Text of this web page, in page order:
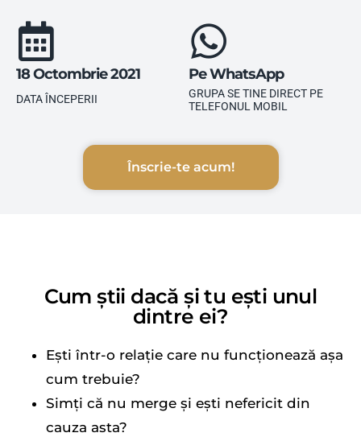
18 Octombrie 2021
DATA ÎNCEPERII
Pe WhatsApp
GRUPA SE TINE DIRECT PE
TELEFONUL MOBIL
Înscrie-te acum!
Cum știi dacă și tu ești unul
dintre ei?
Ești într-o relație care nu funcționează așa
cum trebuie?
Simți că nu merge și ești nefericit din
cauza asta?